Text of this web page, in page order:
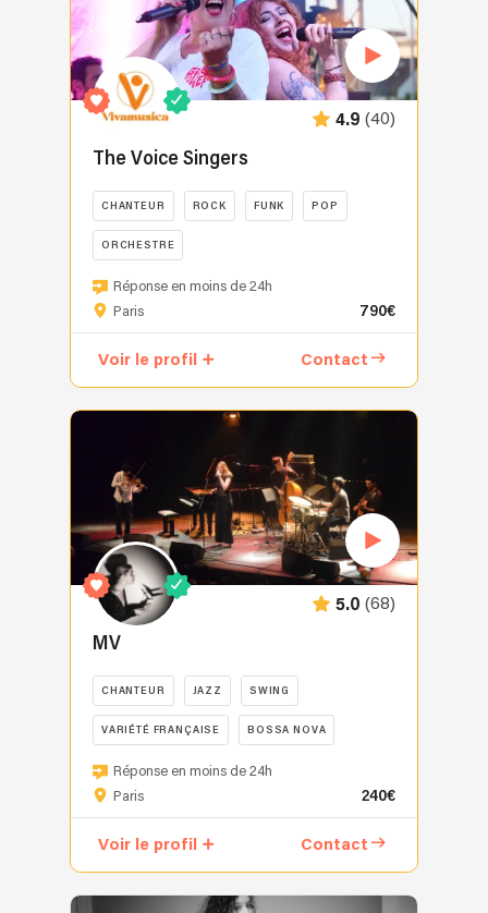
4.9 (40)
The Voice Singers
CHANTEUR ROCK FUNK POP
ORCHESTRE
Une
chanteuse
événement
Shanys,
finaliste
de
The
Voice
2024,
apporte
votre
événement
une
exceptionnelle
et
présence
Réponse en moins de 24h
Paris
790€
Voir le profil Contact
5.0 (68)
MV
CHANTEUR JAZZ SWING
VARIÉTÉ FRANÇAISE BOSSA NOVA
MV
vous
Réponse en moins de 24h
Paris
240€
Voir le profil Contact